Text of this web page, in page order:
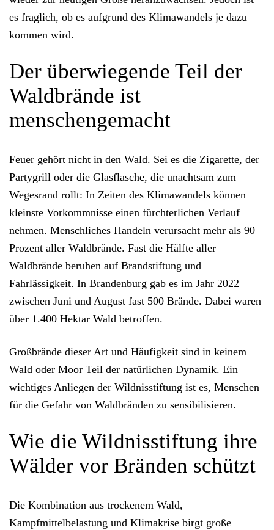
es fraglich, ob es aufgrund des Klimawandels je dazu
kommen wird.
Der überwiegende Teil der
Waldbrände ist
menschengemacht
Feuer gehört nicht in den Wald. Sei es die Zigarette, der
Partygrill oder die Glasflasche, die unachtsam zum
Wegesrand rollt: In Zeiten des Klimawandels können
kleinste Vorkommnisse einen fürchterlichen Verlauf
nehmen. Menschliches Handeln verursacht mehr als 90
Prozent aller Waldbrände. Fast die Hälfte aller
Waldbrände beruhen auf Brandstiftung und
Fahrlässigkeit. In Brandenburg gab es im Jahr 2022
zwischen Juni und August fast 500 Brände. Dabei waren
über 1.400 Hektar Wald betroffen.
Großbrände dieser Art und Häufigkeit sind in keinem
Wald oder Moor Teil der natürlichen Dynamik. Ein
wichtiges Anliegen der Wildnisstiftung ist es, Menschen
für die Gefahr von Waldbränden zu sensibilisieren.
Wie die Wildnisstiftung ihre
Wälder vor Bränden schützt
Die Kombination aus trockenem Wald,
Kampfmittelbelastung und Klimakrise birgt große